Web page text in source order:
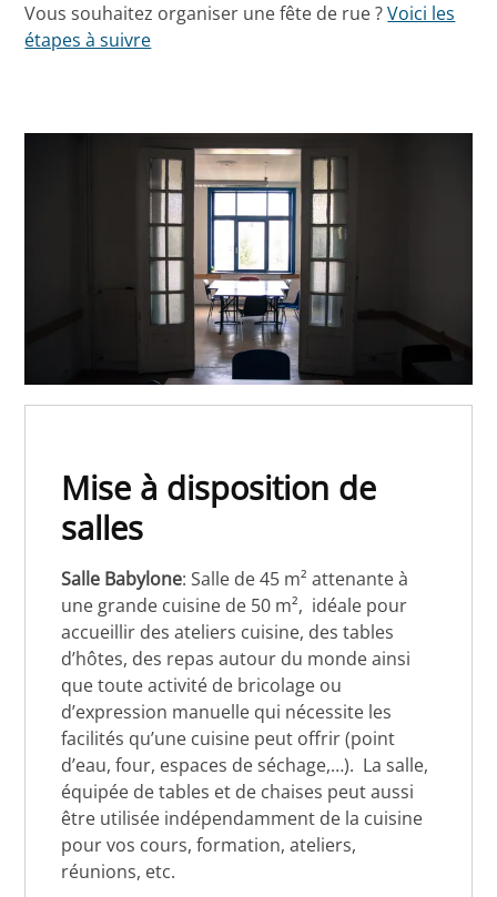
Vous souhaitez organiser une fête de rue ?Voici les
étapes à suivre
Mise à disposition de
salles
Salle Babylone: Salle de 45 m² attenante à
une grande cuisine de 50 m², idéale pour
accueillir des ateliers cuisine, des tables
d’hôtes, des repas autour du monde ainsi
que toute activité de bricolage ou
d’expression manuelle qui nécessite les
facilités qu’une cuisine peut offrir (point
d’eau, four, espaces de séchage,…). La salle,
équipée de tables et de chaises peut aussi
être utilisée indépendamment de la cuisine
pour vos cours, formation, ateliers,
réunions, etc.